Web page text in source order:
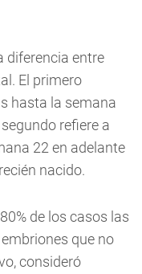
diferencia entre
El primero
hasta la semana
refiere a
22 en adelante
nacido.
de los casos las
que no
consideró